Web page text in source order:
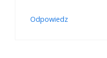
Odpowiedz